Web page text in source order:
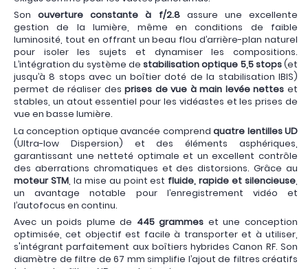
Sonouverture constante à f/2.8assure une excellente
gestion de la lumière, même en conditions de faible
luminosité, tout en offrant un beau flou d’arrière-plan naturel
pour isoler les sujets et dynamiser les compositions.
L’intégration du système de stabilisation optique 5,5 stops(et
jusqu’à 8 stops avec un boîtier doté de la stabilisation IBIS)
permet de réaliser desprises de vue à main levée nettes et
stables, un atout essentiel pour les vidéastes et les prises de
vue en basse lumière.
La conception optique avancée comprendquatre lentilles UD
(Ultra-low Dispersion) et des éléments asphériques,
garantissant une netteté optimale et un excellent contrôle
des aberrations chromatiques et des distorsions. Grâce au
moteur STM, la mise au point est fluide, rapide et silencieuse
un avantage notable pour l’enregistrement vidéo et
l’autofocus en continu.
Avec un poids plume de 445 grammes et une conception
optimisée, cet objectif est facile à transporter et à utiliser,
s'intégrant parfaitement aux boîtiers hybrides Canon RF. Son
diamètre de filtre de 67 mm simplifie l’ajout de filtres créatifs